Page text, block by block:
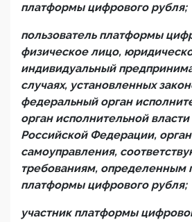
платформы цифрового рубля;
пользователь платформы
физическое лицо,
индивидуальный
случаях, установленных
федеральный орган
орган исполнительной власти
Российской Федерации,
самоуправления,
требованиям, определенным
платформы цифрового рубля;
участник платформы